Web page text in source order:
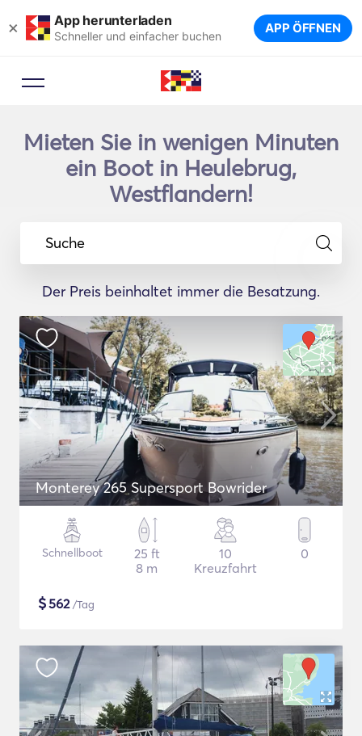
× App herunterladen
Schneller und einfacher buchen APP ÖFFNEN
Mieten Sie in wenigen Minuten
ein Boot in Heulebrug,
Westflandern!
Suche
Der Preis beinhaltet immer die Besatzung.
Monterey 265 Supersport Bowrider
Schnellboot
25 ft
8 m
10
Kreuzfahrt
0
$562/Tag